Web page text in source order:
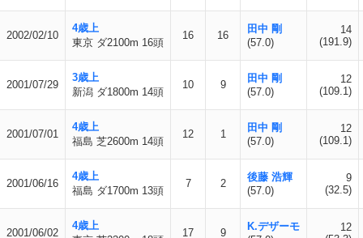
2002/02/10
4歳上
東京 ダ2100m 16頭
16 16
田中 剛
(57.0)
14
(191.9)
2001/07/29
3歳上
新潟 ダ1800m 14頭
10 9
田中 剛
(57.0)
12
(109.1)
2001/07/01
4歳上
福島 芝2600m 14頭
12 1
田中 剛
(57.0)
12
(109.1)
2001/06/16
4歳上
福島 ダ1700m 13頭
7 2
後藤 浩輝
(57.0)
9
(32.5)
2001/06/02
4歳上
17 9
K.デザーモ
12